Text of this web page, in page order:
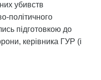
убивств
політичного
підготовкою до
керівника ГУР (і